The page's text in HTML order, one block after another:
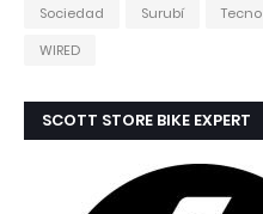
Sociedad
Surubí Tecno
WIRED
SCOTT STORE BIKE EXPERT